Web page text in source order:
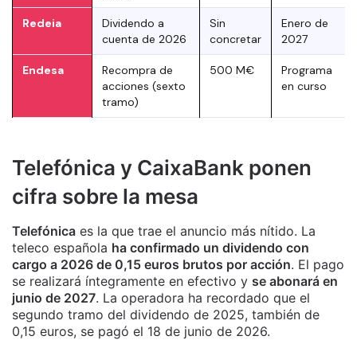
Redeia
Dividendo a
cuenta de 2026
Sin
concretar
Enero de
2027
Endesa
Recompra de
acciones (sexto
tramo)
500 M€
Programa
en curso
Telefónica y CaixaBank ponen
cifra sobre la mesa
Telefónica es la que trae el anuncio más nítido. La
teleco española ha confirmado un dividendo con
cargo a 2026 de 0,15 euros brutos por acción. El pago
se realizará íntegramente en efectivo y se abonará en
junio de 2027. La operadora ha recordado que el
segundo tramo del dividendo de 2025, también de
0,15 euros, se pagó el 18 de junio de 2026.